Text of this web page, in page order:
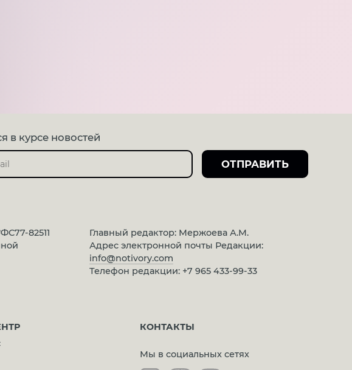
82511
Главный редактор: Мержоева А.М.
Адрес электронной почты Редакции:
info@notivory.com
Телефон редакции: +7 965 433-99-33
КОНТАКТЫ
Мы в социальных сетях
в курсе новостей